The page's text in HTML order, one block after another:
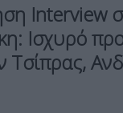
Interview
Ισχυρό
Τσίπρας,